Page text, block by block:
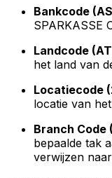
Bankcode
SPARKASSE
Landcode (AT
het land van
Locatiecode
locatie van
Branch Code
bepaalde tak
verwijzen